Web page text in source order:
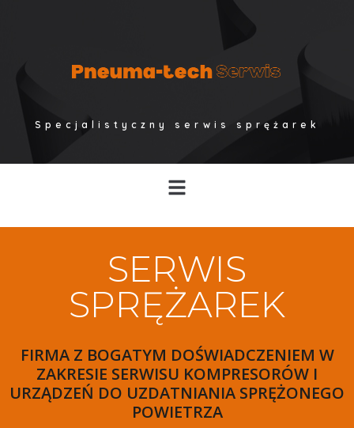
Specjalistyczny serwis sprężarek
SERWIS
SPRĘŻAREK
FIRMA Z BOGATYM DOŚWIADCZENIEM W
ZAKRESIE SERWISU KOMPRESORÓW I
URZĄDZEŃ DO UZDATNIANIA SPRĘŻONEGO
POWIETRZA